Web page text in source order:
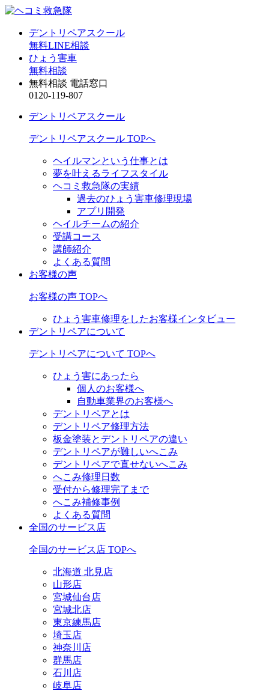
デントリペアスクール
無料LINE相談
ひょう害車
無料相談
無料相談 電話窓口
0120-119-807
デントリペアスクール
デントリペアスクール TOPへ
ヘイルマンという仕事とは
夢を叶えるライフスタイル
ヘコミ救急隊の実績
過去のひょう害車修理現場
アプリ開発
ヘイルチームの紹介
受講コース
講師紹介
よくある質問
お客様の声
お客様の声 TOPへ
ひょう害車修理をしたお客様インタビュー
デントリペアについて
デントリペアについて TOPへ
ひょう害にあったら
個人のお客様へ
自動車業界のお客様へ
デントリペアとは
デントリペア修理方法
板金塗装とデントリペアの違い
デントリペアが難しいへこみ
デントリペアで直せないへこみ
へこみ修理日数
受付から修理完了まで
へこみ補修事例
よくある質問
全国のサービス店
全国のサービス店 TOPへ
北海道 北見店
山形店
宮城仙台店
宮城北店
東京練馬店
埼玉店
神奈川店
群馬店
石川店
岐阜店